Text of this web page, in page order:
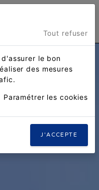
Tout refuser
le bon
des mesures
Paramétrer les cookies
J'ACCEPTE